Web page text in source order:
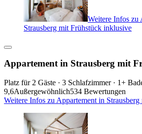
Weitere Infos zu
Strausberg mit Frühstück inklusive
Appartement in Strausberg mit
Platz für 2 Gäste · 3 Schlafzimmer · 1+
9,6Außergewöhnlich534 Bewertungen
Weitere Infos zu Appartement in